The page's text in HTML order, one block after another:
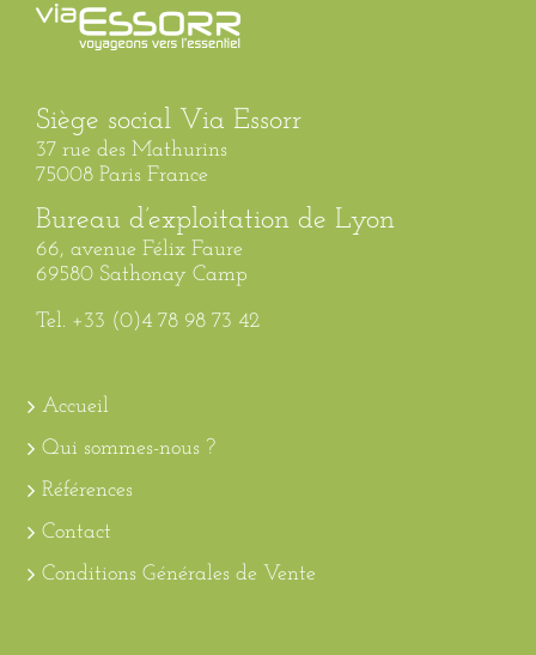
Siège social Via Essorr
37 rue des Mathurins
75008 Paris France
Bureau d’exploitation de Lyon
66, avenue Félix Faure
69580 Sathonay Camp
Tel. +33 (0)4 78 98 73 42
Accueil
Qui sommes-nous ?
Références
Contact
Conditions Générales de Vente